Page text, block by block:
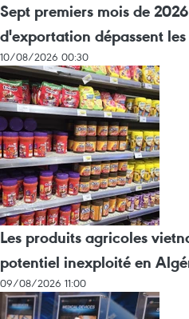
Sept premiers mois de
d'exportation dépassent
10/08/2026 00:30
Les produits agricoles
potentiel inexploité en
09/08/2026 11:00